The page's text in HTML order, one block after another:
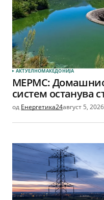
АКТУЕЛНОМАКЕДОНИЈА
МЕРМС:
систем останува
од Енергетика24август 5, 2026